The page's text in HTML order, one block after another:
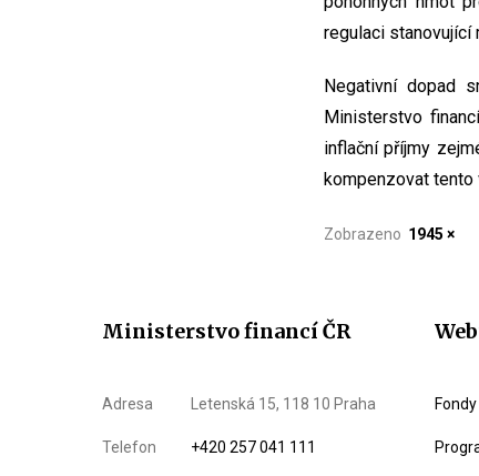
regulaci stanovující
Negativní dopad
Ministerstvo
inflační příjmy
kompenzovat tento
Zobrazeno 1945 ×
Ministerstvo financí ČR
Adresa Letenská 15, 118 10 Praha
Telefon +420 257 041 111